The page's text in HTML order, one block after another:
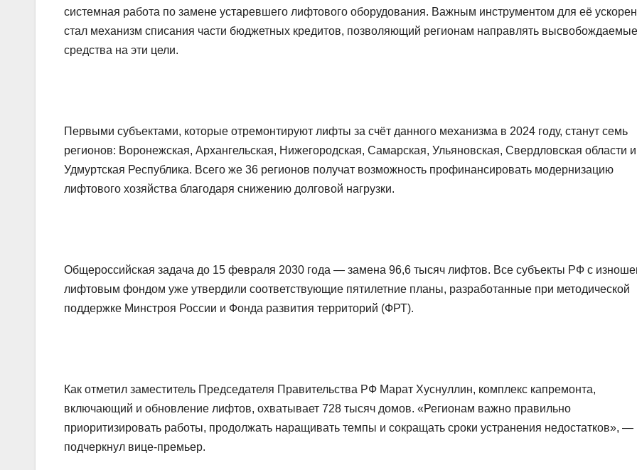
системная работа по замене устаревшего лифтового оборудования. Важным инструментом для её
стал механизм списания части бюджетных кредитов, позволяющий регионам направлять высвобождаемые
средства на эти цели.
Первыми субъектами, которые отремонтируют лифты за счёт данного механизма в 2024 году, станут семь
регионов: Воронежская, Архангельская, Нижегородская, Самарская, Ульяновская, Свердловская области и
Удмуртская Республика. Всего же 36 регионов получат возможность профинансировать модернизацию
лифтового хозяйства благодаря снижению долговой нагрузки.
Общероссийская задача до 15 февраля 2030 года — замена 96,6 тысяч лифтов. Все субъекты РФ с
лифтовым фондом уже утвердили соответствующие пятилетние планы, разработанные при методической
поддержке Минстроя России и Фонда развития территорий (ФРТ).
Как отметил заместитель Председателя Правительства РФ Марат Хуснуллин, комплекс капремонта,
включающий и обновление лифтов, охватывает 728 тысяч домов. «Регионам важно правильно
приоритизировать работы, продолжать наращивать темпы и сокращать сроки устранения недостатков», —
подчеркнул вице-премьер.